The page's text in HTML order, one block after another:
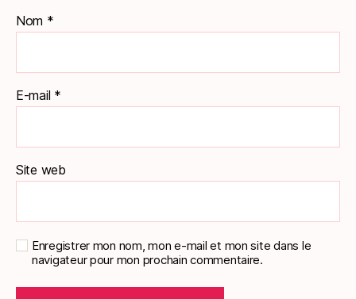
Nom *
E-mail *
Site web
Enregistrer mon nom, mon e-mail et mon site dans le
navigateur pour mon prochain commentaire.